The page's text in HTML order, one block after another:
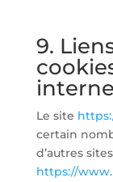
9.
Le site
certain
d’autres
https://